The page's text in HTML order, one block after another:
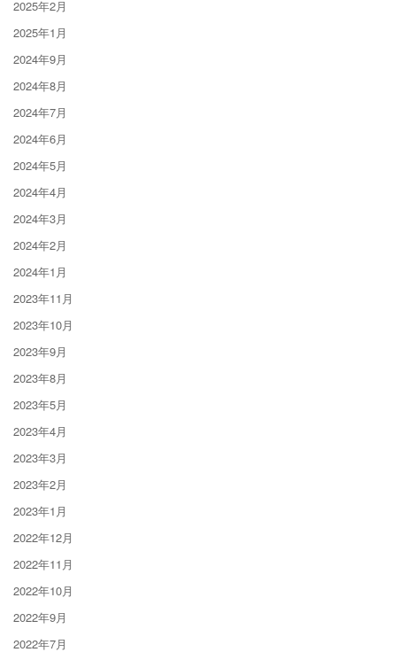
2025年2月
2025年1月
2024年9月
2024年8月
2024年7月
2024年6月
2024年5月
2024年4月
2024年3月
2024年2月
2024年1月
2023年11月
2023年10月
2023年9月
2023年8月
2023年5月
2023年4月
2023年3月
2023年2月
2023年1月
2022年12月
2022年11月
2022年10月
2022年9月
2022年7月